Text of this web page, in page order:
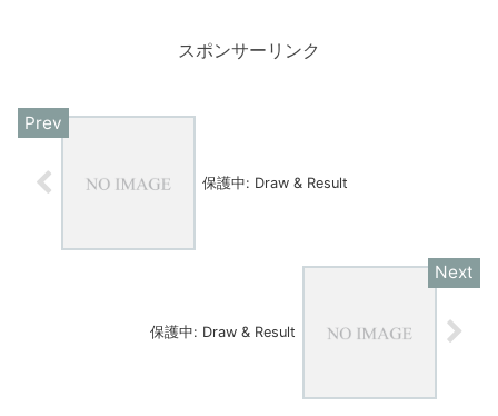
スポンサーリンク
保護中: Draw & Result
保護中: Draw & Result